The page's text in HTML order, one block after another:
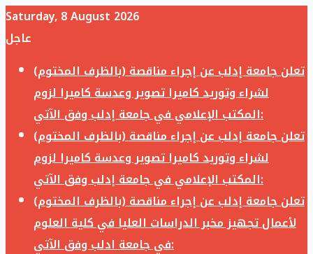
Saturday, 8 August 2026
عاجل
تعلن جامعة إدلب عن إجراء مناقصة (بالظرف المختوم)
لشراء وتوريد كاميرا تصوير وعدسة كاميرا لزوم
المكتب الإعلامي في جامعة إدلب وفق الآتي:
تعلن جامعة إدلب عن إجراء مناقصة (بالظرف المختوم)
لشراء وتوريد كاميرا تصوير وعدسة كاميرا لزوم
المكتب الإعلامي في جامعة إدلب وفق الآتي:
تعلن جامعة إدلب عن إجراء مناقصة (بالظرف المختوم)
لأعمال تجهيز مخبر الدراسات العليا في كلية العلوم
في جامعة ادلب وفق الآتي: